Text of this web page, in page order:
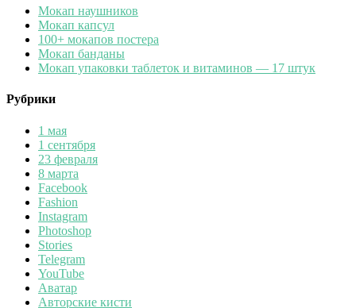
Мокап наушников
Мокап капсул
100+ мокапов постера
Мокап банданы
Мокап упаковки таблеток и витаминов — 17 штук
Рубрики
1 мая
1 сентября
23 февраля
8 марта
Facebook
Fashion
Instagram
Photoshop
Stories
Telegram
YouTube
Аватар
Авторские кисти